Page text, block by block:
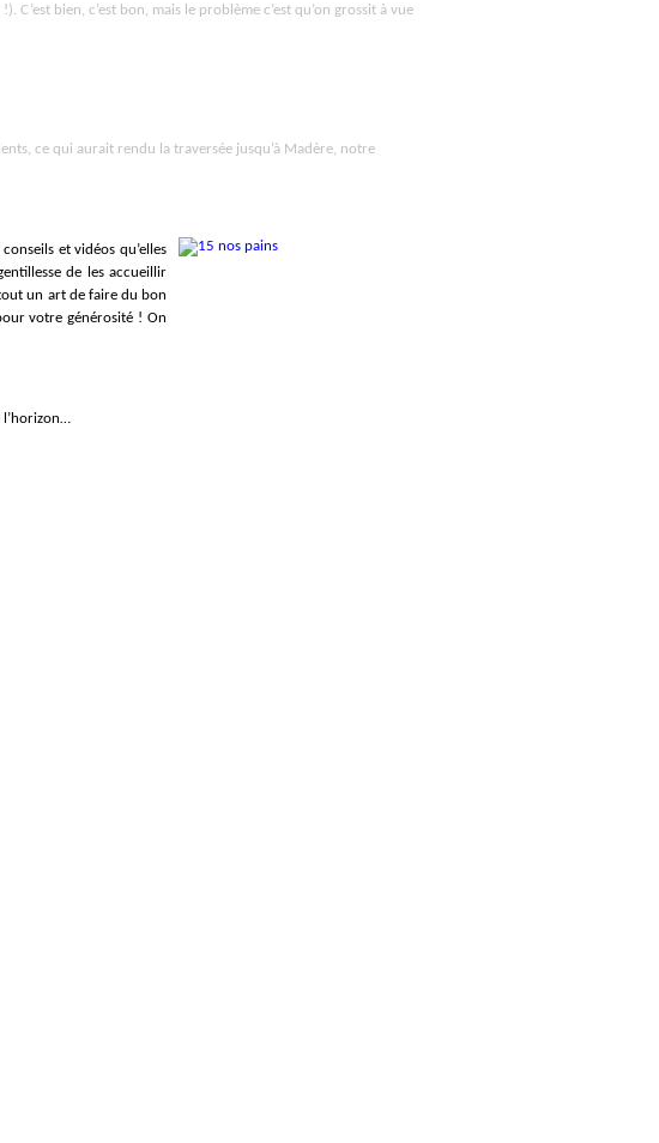
bien, c’est bon, mais le problème c’est qu’on grossit à vue
ce qui aurait rendu la traversée jusqu’à Madère, notre
et vidéos qu’elles
de les accueillir
un art de faire du bon
votre générosité ! On
l’horizon…